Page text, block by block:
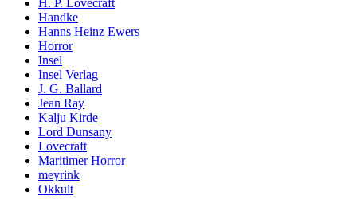
H. P. Lovecraft
Handke
Hanns Heinz Ewers
Horror
Insel
Insel Verlag
J. G. Ballard
Jean Ray
Kalju Kirde
Lord Dunsany
Lovecraft
Maritimer Horror
meyrink
Okkult